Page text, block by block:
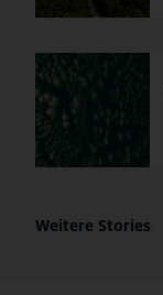
Weitere Stories